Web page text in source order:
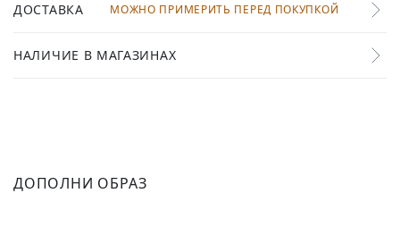
ДОСТАВКА МОЖНО ПРИМЕРИТЬ ПЕРЕД ПОКУПКОЙ
НАЛИЧИЕ В МАГАЗИНАХ
ДОПОЛНИ ОБРАЗ